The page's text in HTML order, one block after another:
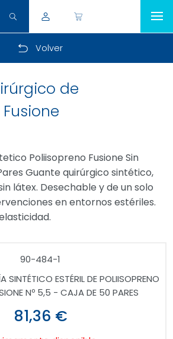
Volver
de
Poliisopreno Fusione Sin
Guante quirúrgico sintético,
látex. Desechable y de un solo
en entornos estériles.
90-484-1
SINTÉTICO ESTÉRIL DE POLIISOPRENO
Nº 5,5 - CAJA DE 50 PARES
81,36 €